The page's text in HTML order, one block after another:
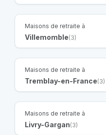
Maisons de retraite à
Villemomble(3)
Maisons de retraite à
Tremblay-en-France(3)
Maisons de retraite à
Livry-Gargan(3)